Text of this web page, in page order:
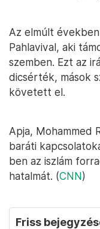
Az elmúlt
Pahlavival, aki
szemben. Ezt az
dicsérték, mások
követett el.
Apja, Mohammed
baráti
ben az iszlám
hatalmát. (CNN)
Friss